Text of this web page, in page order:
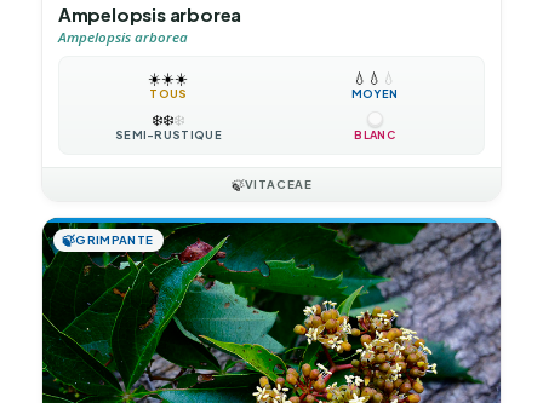
Ampelopsis arborea
Ampelopsis arborea
☀️☀️☀️
TOUS
💧 💧 💧
MOYEN
❄️❄️❄️
SEMI-RUSTIQUE BLANC
🍃VITACEAE
🍃GRIMPANTE